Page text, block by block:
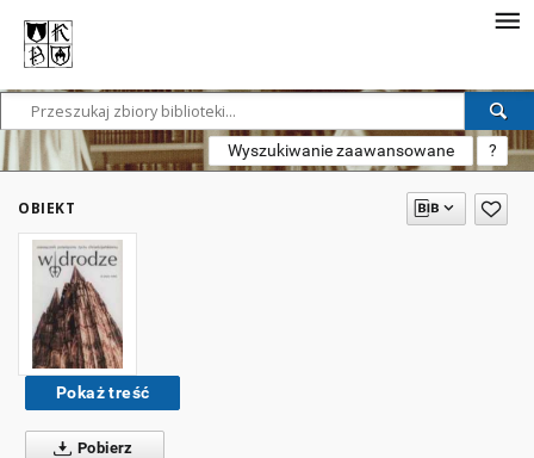
Wyszukiwanie zaawansowane ?
OBIEKT
Pokaż treść
Pobierz